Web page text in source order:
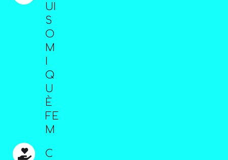
UI
S
O
M
I
Q
U
È
FE
M
C